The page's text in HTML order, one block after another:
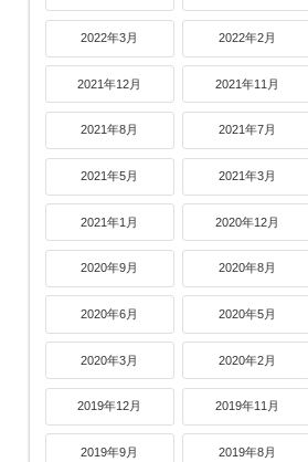
2022年3月 2022年2月
2021年12月 2021年11月
2021年8月 2021年7月
2021年5月 2021年3月
2021年1月 2020年12月
2020年9月 2020年8月
2020年6月 2020年5月
2020年3月 2020年2月
2019年12月 2019年11月
2019年9月 2019年8月